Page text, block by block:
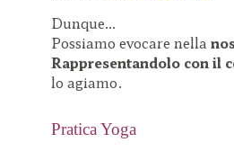
Dunque…
Possiamo evocare nella
Rappresentandolo con il
lo agiamo.
Pratica Yoga